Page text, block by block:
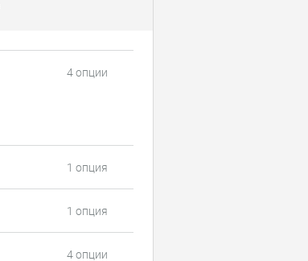
4 опции
1 опция
1 опция
4 опции